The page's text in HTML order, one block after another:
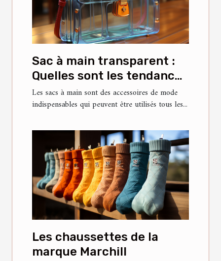
Sac à main transparent :
Quelles sont les tendances
actuelles et ce qu'il faut
savoir à ce sujet ?
Les sacs à main sont des accessoires de mode
indispensables qui peuvent être utilisés tous les...
Les chaussettes de la
marque Marchill